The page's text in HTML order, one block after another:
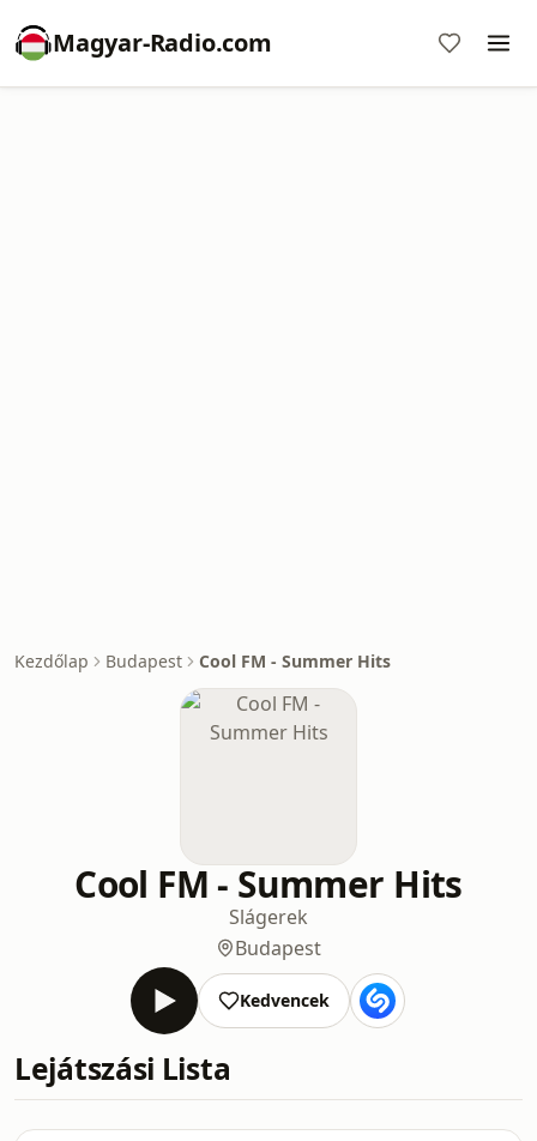
Magyar-Radio.com
Kezdőlap Budapest Cool FM - Summer Hits
Cool FM - Summer Hits
Slágerek
Budapest
Kedvencek
Lejátszási Lista